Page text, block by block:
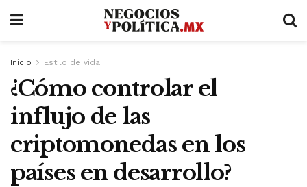
Inicio Estilo de vida
¿Cómo controlar el
influjo de las
criptomonedas en los
países en desarrollo?